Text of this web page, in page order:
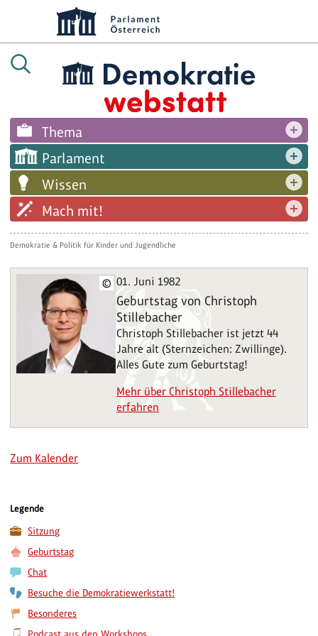
Thema
Parlament
Wissen
Mach mit!
Demokratie & Politik für Kinder und Jugendliche
© 01. Juni 1982
Geburtstag von Christoph
Stillebacher
Christoph Stillebacher ist jetzt 44
Jahre alt (Sternzeichen: Zwillinge).
Alles Gute zum Geburtstag!
Mehr über Christoph Stillebacher
erfahren
Zum Kalender
Legende
Sitzung
Geburtstag
Chat
Besuche die Demokratiewerkstatt!
Besonderes